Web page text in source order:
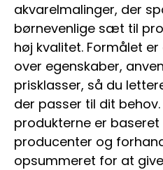
akvarelmalinger, der
børnevenlige sæt til
høj kvalitet. Formålet
over egenskaber,
prisklasser, så du
der passer til dit
produkterne er
producenter og
opsummeret for at